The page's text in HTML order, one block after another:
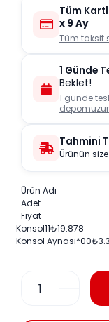
Tüm
x 9 Ay
Tüm taksit
1 Günde
Beklet!
1 günde
Tahmini
Ürünün
Ürün Adı
Adet
Fiyat
Konsol11₺19.878
Konsol Aynası*00₺